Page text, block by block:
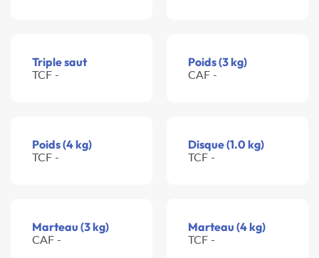
Triple saut
TCF -
Poids (3 kg)
CAF -
Poids (4 kg)
TCF -
Disque (1.0 kg)
TCF -
Marteau (3 kg)
CAF -
Marteau (4 kg)
TCF -